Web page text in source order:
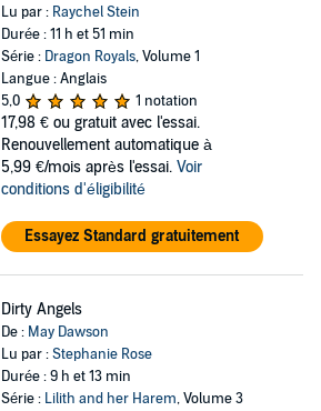
Lu par : Raychel Stein
Durée : 11 h et 51 min
Série : Dragon Royals, Volume 1
Langue : Anglais
5,0
1 notation
17,98 € ou gratuit avec l'essai.
Renouvellement automatique à
5,99 €/mois après l'essai. Voir
conditions d'éligibilité
Essayez Standard gratuitement
Dirty Angels
De : May Dawson
Lu par :Stephanie Rose
Durée : 9 h et 13 min
Série : Lilith and her Harem, Volume 3